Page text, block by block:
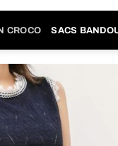
CROCO SACS